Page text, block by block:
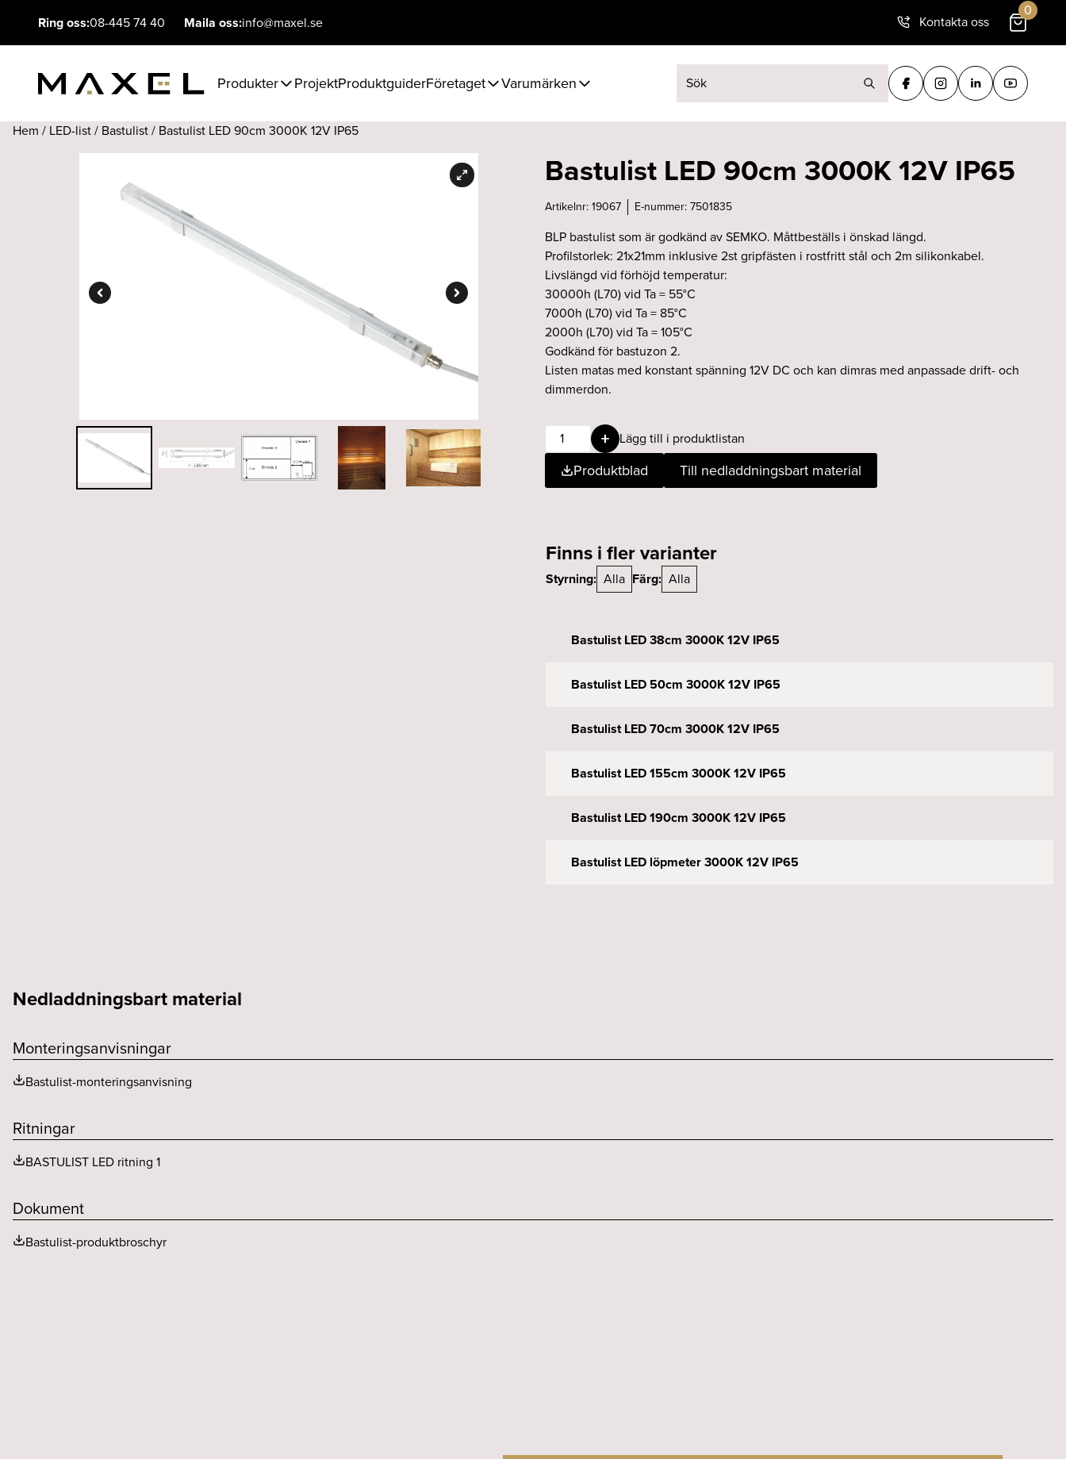
Ring oss:08-445 74 40 Maila oss:info@maxel.se Kontakta oss
0
Produkter ProjektProduktguiderFöretaget Varumärken Sök efter:
Hem / LED-list/ Bastulist/ Bastulist LED 90cm 3000K 12V IP65
Bastulist LED 90cm 3000K 12V IP65
Artikelnr:19067 E-nummer:7501835
BLP bastulist som är godkänd av SEMKO. Måttbeställs i önskad längd.
Profilstorlek: 21x21mm inklusive 2st gripfästen i rostfritt stål och 2m silikonkabel.
Livslängd vid förhöjd temperatur:
30000h (L70) vid Ta = 55°C
7000h (L70) vid Ta = 85°C
2000h (L70) vid Ta = 105°C
Godkänd för bastuzon 2.
Listen matas med konstant spänning 12V DC och kan dimras med anpassade drift- och
dimmerdon.
Bastulist
LED
90cm
3000K
mängd
Lägg till i produktlistan
Produktblad Till nedladdningsbart material
Finns i fler varianter
Styrning: Alla Färg: Alla
Bastulist LED 38cm 3000K 12V IP65
Bastulist LED 50cm 3000K 12V IP65
Bastulist LED 70cm 3000K 12V IP65
Bastulist LED 155cm 3000K 12V IP65
Bastulist LED 190cm 3000K 12V IP65
Bastulist LED löpmeter 3000K 12V IP65
Nedladdningsbart material
Monteringsanvisningar
Bastulist-monteringsanvisning
Ritningar
BASTULIST LED ritning 1
Dokument
Bastulist-produktbroschyr